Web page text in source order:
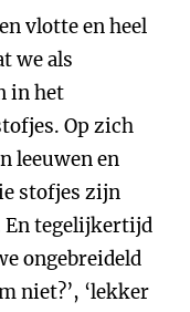
vlotte en heel
we als
in het
Op zich
leeuwen en
stofjes zijn
tegelijkertijd
ongebreideld
niet?’, ‘lekker